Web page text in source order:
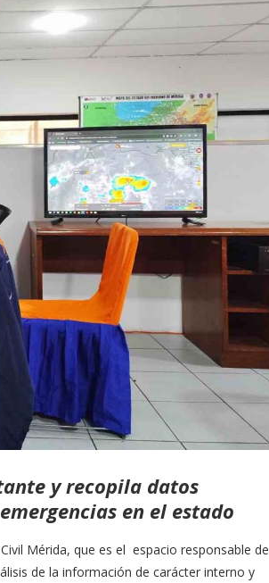
y recopila datos
en el estado
Mérida, que es el espacio responsable de
de la información de carácter interno y